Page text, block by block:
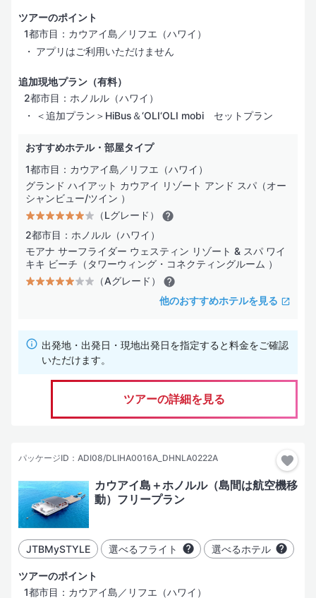
スパサービス
ビジネスサービス
ツアーのポイント
1都市目：カウアイ島／リフエ（ハワイ）
アプリはご利用いただけません
追加現地プラン（有料）
2都市目：ホノルル（ハワイ）
＜追加プラン＞HiBus＆‘OLI‘OLI mobi セットプラン
おすすめホテル・部屋タイプ
1都市目：カウアイ島／リフエ（ハワイ）
グランド ハイアット カウアイ リゾート アンド スパ（オー
シャンビュー/ツイン ）
（Lグレード）
2都市目：ホノルル（ハワイ）
モアナ サーフライダー ウェスティン リゾート & スパ ワイ
キキ ビーチ（タワーウィング・コネクティングルーム ）
（Aグレード）
他のおすすめホテルを見る
出発地・出発日・現地出発日を指定すると料金をご確認
いただけます。
ツアーの詳細を見る
パッケージID：ADI08/DLIHA0016A_DHNLA0222A
カウアイ島＋ホノルル（島間は航空機移
動）フリープラン
JTBMySTYLE 選べるフライト 選べるホテル
ツアーのポイント
1都市目：カウアイ島／リフエ（ハワイ）